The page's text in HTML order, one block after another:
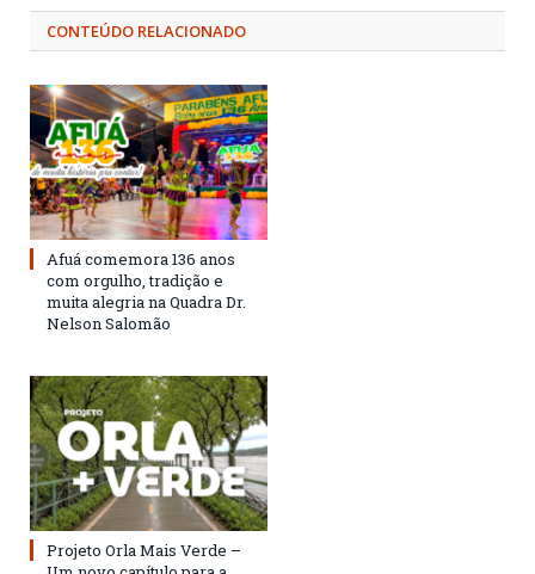
CONTEÚDO RELACIONADO
Afuá comemora 136 anos
com orgulho, tradição e
muita alegria na Quadra Dr.
Nelson Salomão
Projeto Orla Mais Verde –